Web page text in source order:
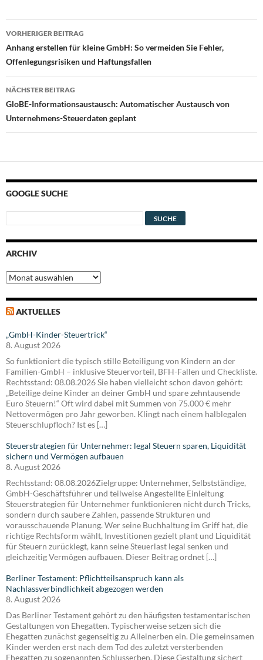
Beitragsnavigation
VORHERIGER BEITRAG
Anhang erstellen für kleine GmbH: So vermeiden Sie Fehler,
Offenlegungsrisiken und Haftungsfallen
NÄCHSTER BEITRAG
GloBE-Informationsaustausch: Automatischer Austausch von
Unternehmens-Steuerdaten geplant
GOOGLE SUCHE
ARCHIV
Archiv
AKTUELLES
„GmbH-Kinder-Steuertrick“
8. August 2026
So funktioniert die typisch stille Beteiligung von Kindern an der
Familien-GmbH – inklusive Steuervorteil, BFH-Fallen und Checkliste.
Rechtsstand: 08.08.2026 Sie haben vielleicht schon davon gehört:
„Beteilige deine Kinder an deiner GmbH und spare zehntausende
Euro Steuern!“ Oft wird dabei mit Summen von 75.000 € mehr
Nettovermögen pro Jahr geworben. Klingt nach einem halblegalen
Steuerschlupfloch? Ist es […]
Steuerstrategien für Unternehmer: legal Steuern sparen, Liquidität
sichern und Vermögen aufbauen
8. August 2026
Rechtsstand: 08.08.2026Zielgruppe: Unternehmer, Selbstständige,
GmbH-Geschäftsführer und teilweise Angestellte Einleitung
Steuerstrategien für Unternehmer funktionieren nicht durch Tricks,
sondern durch saubere Zahlen, passende Strukturen und
vorausschauende Planung. Wer seine Buchhaltung im Griff hat, die
richtige Rechtsform wählt, Investitionen gezielt plant und Liquidität
für Steuern zurücklegt, kann seine Steuerlast legal senken und
gleichzeitig Vermögen aufbauen. Dieser Beitrag ordnet […]
Berliner Testament: Pflichtteilsanspruch kann als
Nachlassverbindlichkeit abgezogen werden
8. August 2026
Das Berliner Testament gehört zu den häufigsten testamentarischen
Gestaltungen von Ehegatten. Typischerweise setzen sich die
Ehegatten zunächst gegenseitig zu Alleinerben ein. Die gemeinsamen
Kinder werden erst nach dem Tod des zuletzt versterbenden
Ehegatten zu sogenannten Schlusserben. Diese Gestaltung sichert